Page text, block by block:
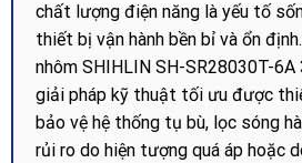
chất lượng điện năng là yếu tố
thiết bị vận hành bền bỉ và ổn
nhôm SHIHLIN SH-SR28030T-6A
giải pháp kỹ thuật tối ưu được
bảo vệ hệ thống tụ bù, lọc sóng
rủi ro do hiện tượng quá áp hoặc